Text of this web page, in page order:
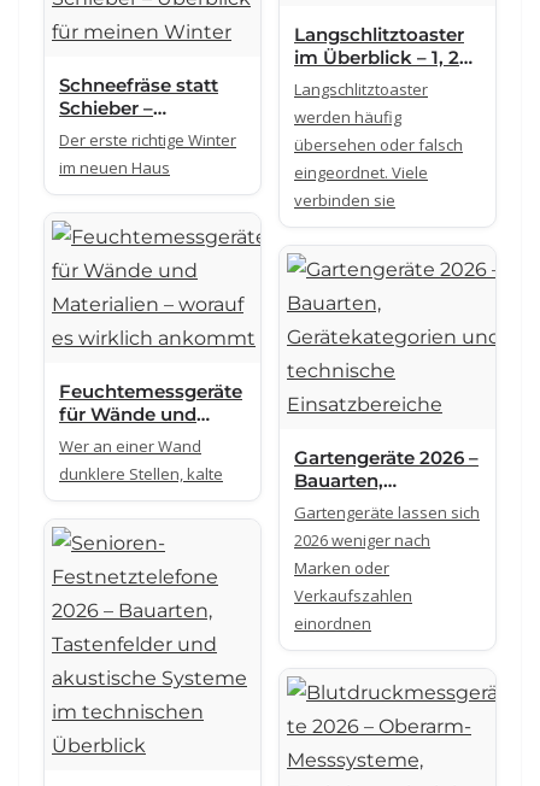
Langschlitztoaster
im Überblick – 1, 2
oder 4 Scheiben
richtig einordnen
Langschlitztoaster
werden häufig
übersehen oder falsch
eingeordnet. Viele
verbinden sie
Schneefräse statt
Schieber –
Überblick für
meinen Winter
Der erste richtige Winter
im neuen Haus
Feuchtemessgeräte
für Wände und
Materialien – worauf
es wirklich
ankommt
Wer an einer Wand
dunklere Stellen, kalte
Gartengeräte 2026 –
Bauarten,
Gerätekategorien
und technische
Einsatzbereiche
Gartengeräte lassen sich
2026 weniger nach
Marken oder
Verkaufszahlen
einordnen